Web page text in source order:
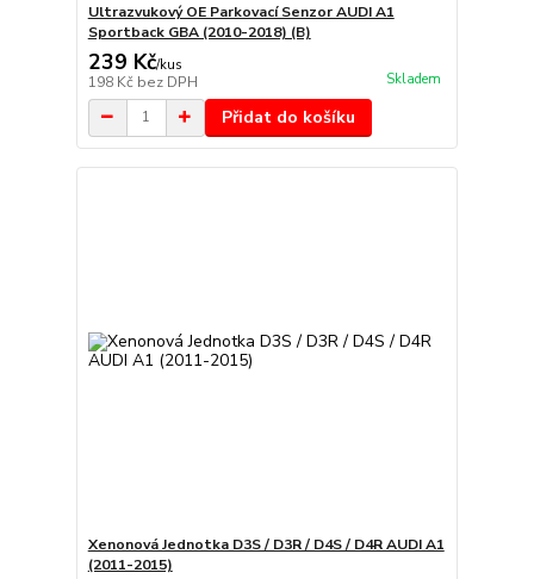
Ultrazvukový OE Parkovací Senzor AUDI A1
Sportback GBA (2010-2018) (B)
239 Kč/kus
198 Kč bez DPH Skladem
Přidat do košíku
Xenonová Jednotka D3S / D3R / D4S / D4R AUDI A1
(2011-2015)